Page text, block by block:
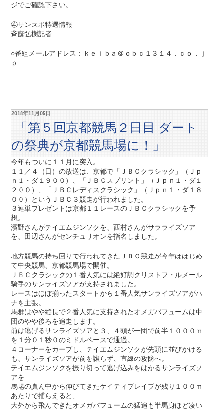
ジでご確認下さい。
④サンスポ特選情報
斉藤弘樹記者
○番組メールアドレス：ｋｅｉｂａ＠ｏｂｃ１３１４．ｃｏ．ｊ
ｐ
2018年11月05日
「第５回京都競馬２日目 ダート
の祭典が京都競馬場に！」
今年もついに１１月に突入。
１１／４（日）の放送は、京都で「ＪＢＣクラシック」（Ｊｐ
ｎ１・ダ１９００）、「ＪＢＣスプリント」（Ｊｐｎ１・ダ１
２００）、「ＪＢＣレディスクラシック」（Ｊｐｎ１・ダ１８
００）というＪＢＣ３競走が行われました。
３連単プレゼントは京都１１レースのＪＢＣクラシックを予
想。
濱野さんがテイエムジンソクを、西村さんがサラライズソア
を、田辺さんがセンチュリオンを指名しました。
地方競馬の持ち回りで行われてきたＪＢＣ競走が今年ははじめ
て中央競馬、京都競馬場で開催。
ＪＢＣクラシックの１番人気には絶好調クリストフ・ルメール
騎手のサンライズソアが支持されました。
レースはほぼ揃ったスタートから１番人気サンライズソアがハ
ナを主張。
馬群はやや縦長で２番人気に支持されたオメガパフュームは中
団のやや後ろを追走します。
前は逃げるサンライズソアと３、４頭が一団で前半１０００ｍ
を１分０１秒０のミドルペースで通過。
４コーナーをカーブし、テイエムジンソクが先頭に並びかける
も、サンライズソアが前を譲らず、直線の攻防へ。
テイエムジンソクを振り切って逃げ込みをはかるサンライズソ
アを
馬場の真ん中から伸びてきたケイティブレイブが残り１００ｍ
あたりで捕らえると、
大外から飛んできたオメガパフュームの猛追も半馬身ほど凌い